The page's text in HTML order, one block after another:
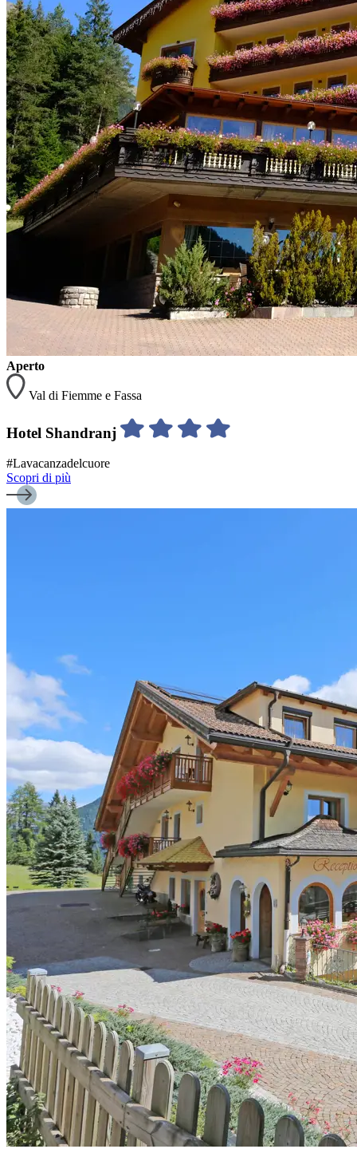
Aperto
Val di Fiemme e Fassa
Hotel Shandranj
#Lavacanzadelcuore
Scopri di più